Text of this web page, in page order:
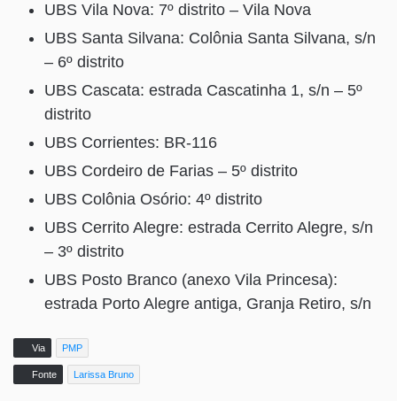
UBS Vila Nova: 7º distrito – Vila Nova
UBS Santa Silvana: Colônia Santa Silvana, s/n
– 6º distrito
UBS Cascata: estrada Cascatinha 1, s/n – 5º
distrito
UBS Corrientes: BR-116
UBS Cordeiro de Farias – 5º distrito
UBS Colônia Osório: 4º distrito
UBS Cerrito Alegre: estrada Cerrito Alegre, s/n
– 3º distrito
UBS Posto Branco (anexo Vila Princesa):
estrada Porto Alegre antiga, Granja Retiro, s/n
Via PMP
Fonte Larissa Bruno